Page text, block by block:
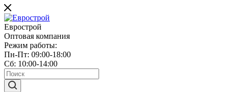
Еврострой
Оптовая компания
Режим работы:
Пн-Пт: 09:00-18:00
Сб: 10:00-14:00